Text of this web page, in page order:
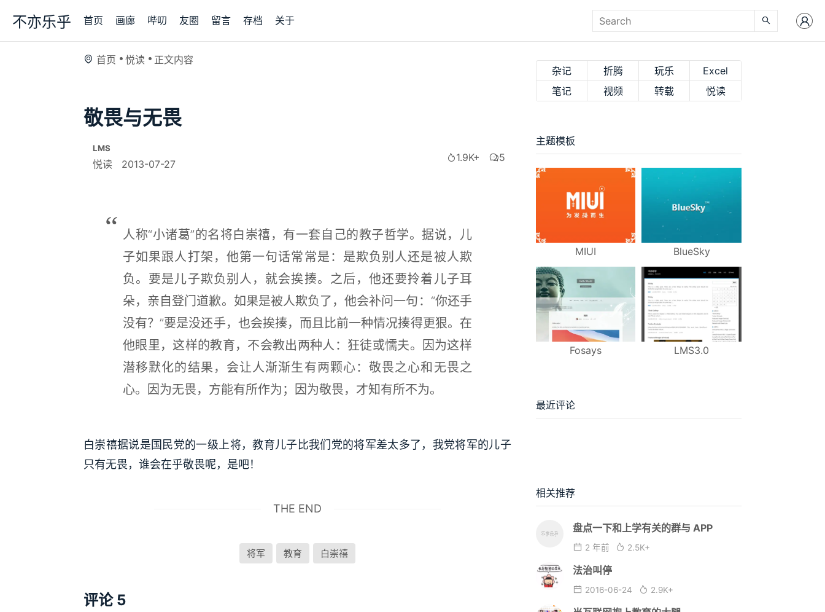
不亦乐乎 首页 画廊 哔叨 友圈 留言 存档 关于
首页 悦读 正文内容
敬畏与无畏
LMS
悦读 2013-07-27
1.9K+ 5
人称“小诸葛”的名将白崇禧，有一套自己的教子哲学。据说，儿
子如果跟人打架，他第一句话常常是：是欺负别人还是被人欺
负。要是儿子欺负别人，就会挨揍。之后，他还要拎着儿子耳
朵，亲自登门道歉。如果是被人欺负了，他会补问一句：“你还手
没有？”要是没还手，也会挨揍，而且比前一种情况揍得更狠。在
他眼里，这样的教育，不会教出两种人：狂徒或懦夫。因为这样
潜移默化的结果，会让人渐渐生有两颗心：敬畏之心和无畏之
心。因为无畏，方能有所作为；因为敬畏，才知有所不为。
白崇禧据说是国民党的一级上将，教育儿子比我们党的将军差太多了，我党将军的儿子
只有无畏，谁会在乎敬畏呢，是吧！
THE END
将军 教育 白崇禧
评论 5
杂记 折腾 玩乐
Excel
笔记
视频 转载 悦读
主题模板
MIUI BlueSky
Fosays LMS3.0
最近评论
相关推荐
盘点一下和上学有关的群与 APP
2 年前 2.5K+
法治叫停
2016-06-24 2.9K+